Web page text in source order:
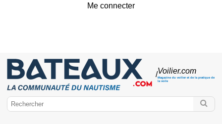
Me connecter
/Voilier.com
Magazine du voilier et de la pratique de
la voile